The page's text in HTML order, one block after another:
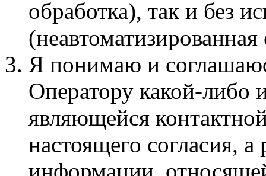
обработка), так и без
Я понимаю и
Оператору какой-либо
являющейся
настоящего согласия,
информации,